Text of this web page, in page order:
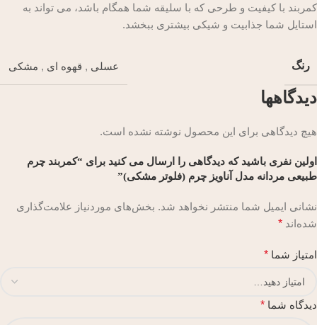
کمربند با کیفیت و طرحی که با سلیقه شما همگام باشد، می تواند به
استایل شما جذابیت و شیکی بیشتری ببخشد.
رنگ عسلی , قهوه ای , مشکی
دیدگاهها
هیچ دیدگاهی برای این محصول نوشته نشده است.
اولین نفری باشید که دیدگاهی را ارسال می کنید برای “کمربند چرم
طبیعی مردانه مدل آناویز چرم (فلوتر مشکی)”
نشانی ایمیل شما منتشر نخواهد شد. بخش‌های موردنیاز علامت‌گذاری
شده‌اند *
امتیاز شما *
دیدگاه شما *